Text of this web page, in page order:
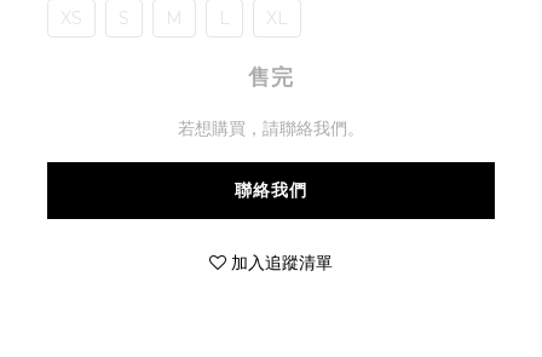
XS S M L XL
售完
若想購買，請聯絡我們。
聯絡我們
加入追蹤清單